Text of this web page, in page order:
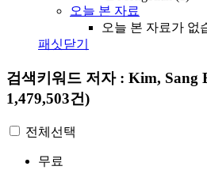
오늘 본 자료
오늘 본 자료가 없
패싯닫기
검색키워드 저자 : Kim, Sang
1,479,503건)
전체선택
무료